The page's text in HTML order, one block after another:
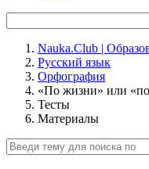
Nauka.Club |
Русский язык
Орфография
«По жизни» или
Тесты
Материалы